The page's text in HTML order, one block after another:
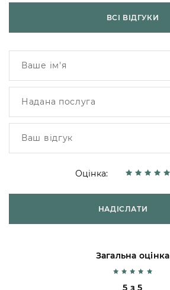
ВСІ ВІДГУКИ
Оцінка:
НАДІСЛАТИ
Загальна оцінка
5 з 5